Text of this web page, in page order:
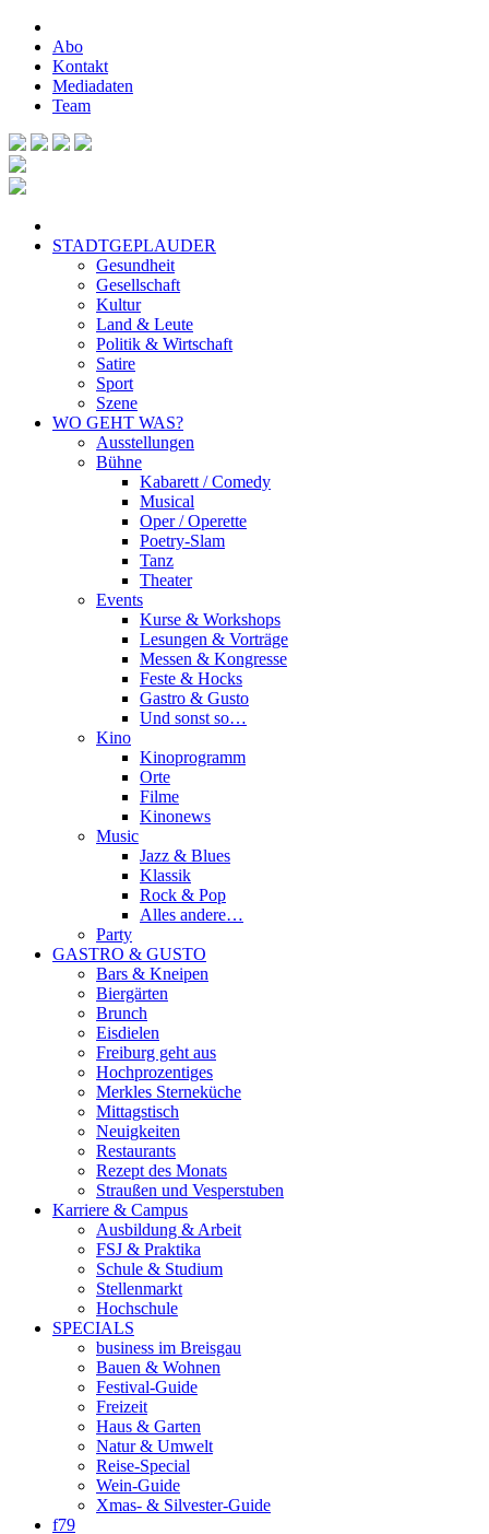
Abo
Kontakt
Mediadaten
Team
STADTGEPLAUDER
Gesundheit
Gesellschaft
Kultur
Land & Leute
Politik & Wirtschaft
Satire
Sport
Szene
WO GEHT WAS?
Ausstellungen
Bühne
Kabarett / Comedy
Musical
Oper / Operette
Poetry-Slam
Tanz
Theater
Events
Kurse & Workshops
Lesungen & Vorträge
Messen & Kongresse
Feste & Hocks
Gastro & Gusto
Und sonst so…
Kino
Kinoprogramm
Orte
Filme
Kinonews
Music
Jazz & Blues
Klassik
Rock & Pop
Alles andere…
Party
GASTRO & GUSTO
Bars & Kneipen
Biergärten
Brunch
Eisdielen
Freiburg geht aus
Hochprozentiges
Merkles Sterneküche
Mittagstisch
Neuigkeiten
Restaurants
Rezept des Monats
Straußen und Vesperstuben
Karriere & Campus
Ausbildung & Arbeit
FSJ & Praktika
Schule & Studium
Stellenmarkt
Hochschule
SPECIALS
business im Breisgau
Bauen & Wohnen
Festival-Guide
Freizeit
Haus & Garten
Natur & Umwelt
Reise-Special
Wein-Guide
Xmas- & Silvester-Guide
f79